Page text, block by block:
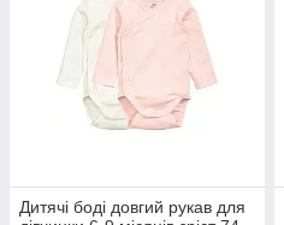
Дитячі боді довгий рукав для